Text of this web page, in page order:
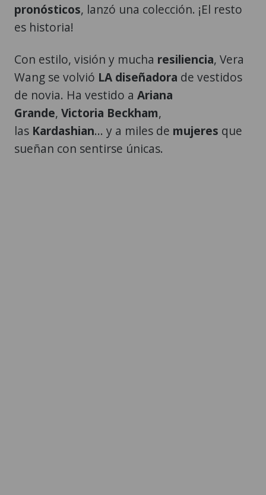
pronósticos, lanzó una colección. ¡El resto
es historia!
Con estilo, visión y mucha resiliencia, Vera
Wang se volvió LA diseñadora de vestidos
de novia. Ha vestido a Ariana
Grande, Victoria Beckham,
las Kardashian... y a miles de mujeres que
sueñan con sentirse únicas.